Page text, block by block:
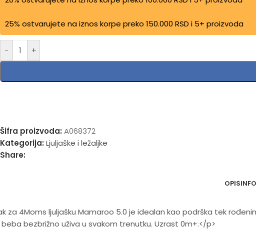
25% ostvarujete na iznos korpe preko 150.000 RSD i 5+ proizvoda
- +
Šifra proizvoda: A068372
Kategorija: Ljuljaške i ležaljke
Share:
OPIS
za 4Moms ljuljašku Mamaroo 5.0 je idealan kao podrška tek
bezbrižno uživa u svakom trenutku. Uzrast 0m+.</p>